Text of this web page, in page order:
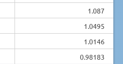
1.087
1.0495
1.0146
0.98183